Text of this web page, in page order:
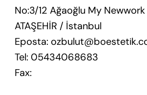
No:3/12 Ağaoğlu My Newwork
ATAŞEHİR / İstanbul
Eposta:
Tel: 05434068683
Fax: